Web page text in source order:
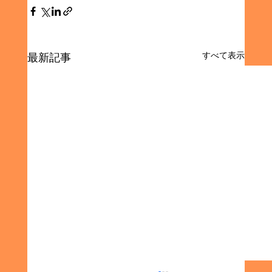
最新記事 すべて表示